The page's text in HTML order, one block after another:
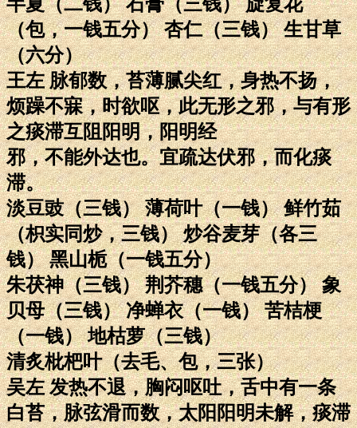
（包，一钱五分） 杏仁（三钱） 生甘草
（六分）
王左 脉郁数，苔薄腻尖红，身热不扬，
烦躁不寐，时欲呕，此无形之邪，与有形
之痰滞互阻阳明，阳明经
邪，不能外达也。宜疏达伏邪，而化痰
滞。
淡豆豉（三钱） 薄荷叶（一钱） 鲜竹茹
（枳实同炒，三钱） 炒谷麦芽（各三
钱） 黑山栀（一钱五分）
朱茯神（三钱） 荆芥穗（一钱五分） 象
贝母（三钱） 净蝉衣（一钱） 苦桔梗
（一钱） 地枯萝（三钱）
清炙枇杷叶（去毛、包，三张）
吴左 发热不退，胸闷呕吐，舌中有一条
白苔，脉弦滑而数，太阳阳明未解，痰滞